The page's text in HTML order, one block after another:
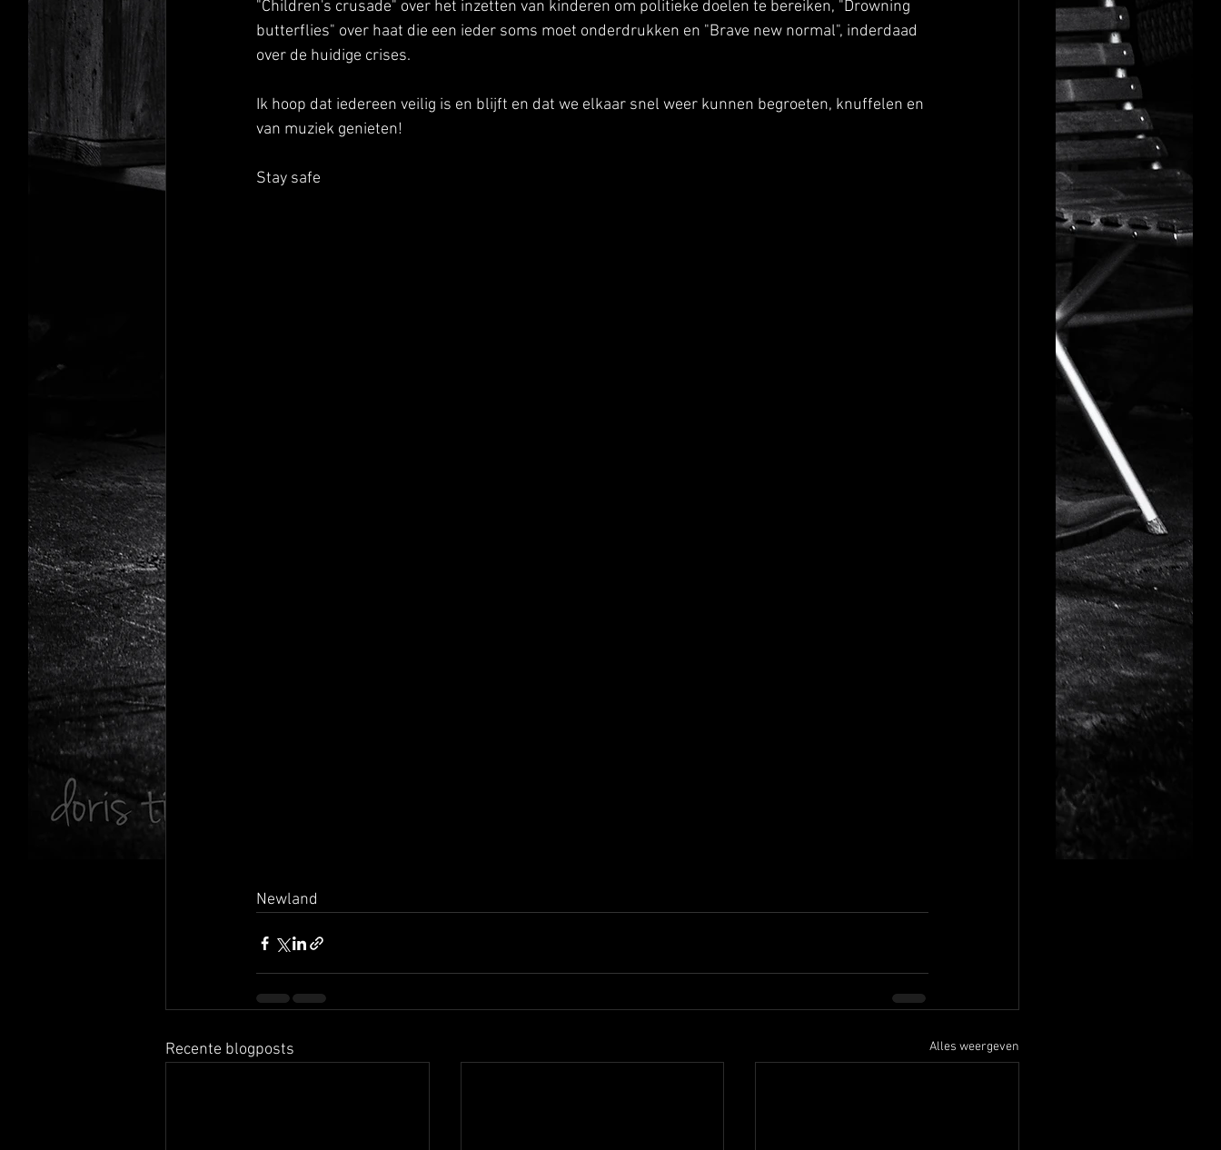
"Children's crusade" over het inzetten van kinderen om politieke doelen te bereiken, "Drowning
butterflies" over haat die een ieder soms moet onderdrukken en "Brave new normal", inderdaad
over de huidige crises.
Ik hoop dat iedereen veilig is en blijft en dat we elkaar snel weer kunnen begroeten, knuffelen en
van muziek genieten!
Stay safe
Newland
Recente blogposts Alles weergeven